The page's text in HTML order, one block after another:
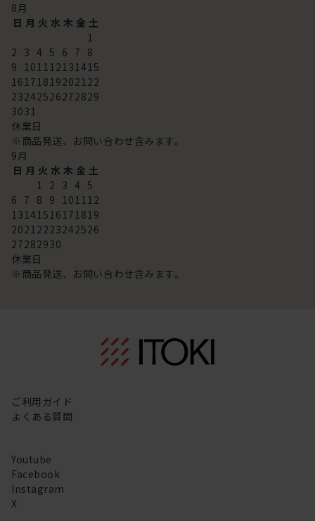
8月
日 月 火 水 木 金 土
1
2 3 4 5 6 7 8
9 101112131415
16171819202122
23242526272829
3031
休業日
※商品発送、お問い合わせ含みます。
9月
日 月 火 水 木 金 土
1 2 3 4 5
6 7 8 9 101112
13141516171819
20212223242526
27282930
休業日
※商品発送、お問い合わせ含みます。
ご利用ガイド
よくある質問
Youtube
Facebook
Instagram
X